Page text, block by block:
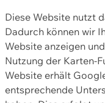
Diese Website nutzt
Dadurch können wir
Website anzeigen
Nutzung der Karten-
Website erhält
entsprechende